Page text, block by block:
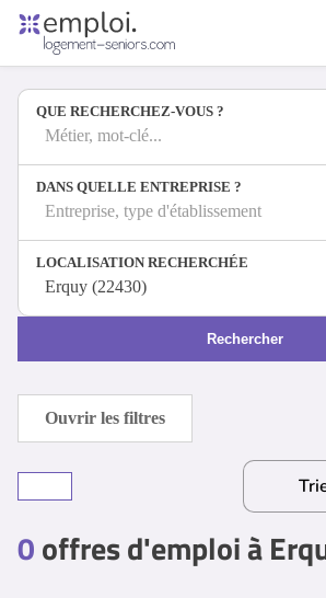
Offres d'emploi
Entreprises
Métiers
Se connecter
Espace candidat
Espace recruteur
QUE RECHERCHEZ-VOUS ?
Métier, mot-clé...
DANS QUELLE ENTREPRISE ?
Entreprise, type d'établissement
LOCALISATION RECHERCHÉE
Erquy (22430)
Rechercher
0offres d'emploi à
Ouvrir les filtres